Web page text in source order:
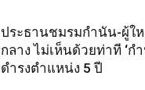
ประธานชมรมกำนัน-ผู้ใ
กลาง ไม่เห็นด้วยท่าที ‘ก
ดำรงตำแหน่ง 5 ปี